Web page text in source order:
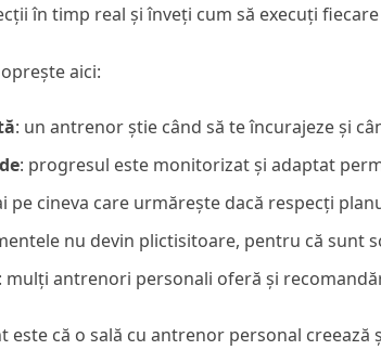
în timp real și înveți cum să execuți
aici:
: un antrenor știe când să te încurajeze și
: progresul este monitorizat și adaptat
pe cineva care urmărește dacă respecți
nu devin plictisitoare, pentru că sunt
: mulți antrenori personali oferă și
este că o sală cu antrenor personal creează